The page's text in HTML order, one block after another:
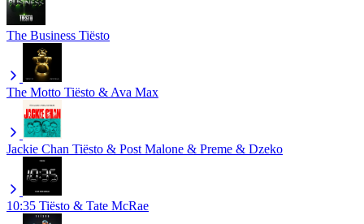
The Business Tiësto
The Motto Tiësto & Ava Max
Jackie Chan Tiësto & Post Malone & Preme & Dzeko
10:35 Tiësto & Tate McRae